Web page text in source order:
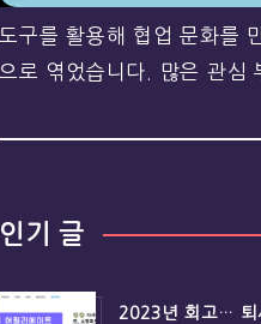
도구를 활용해 협업 문화를
으로 엮었습니다. 많은 관심
인기 글
2023년 회고… 퇴